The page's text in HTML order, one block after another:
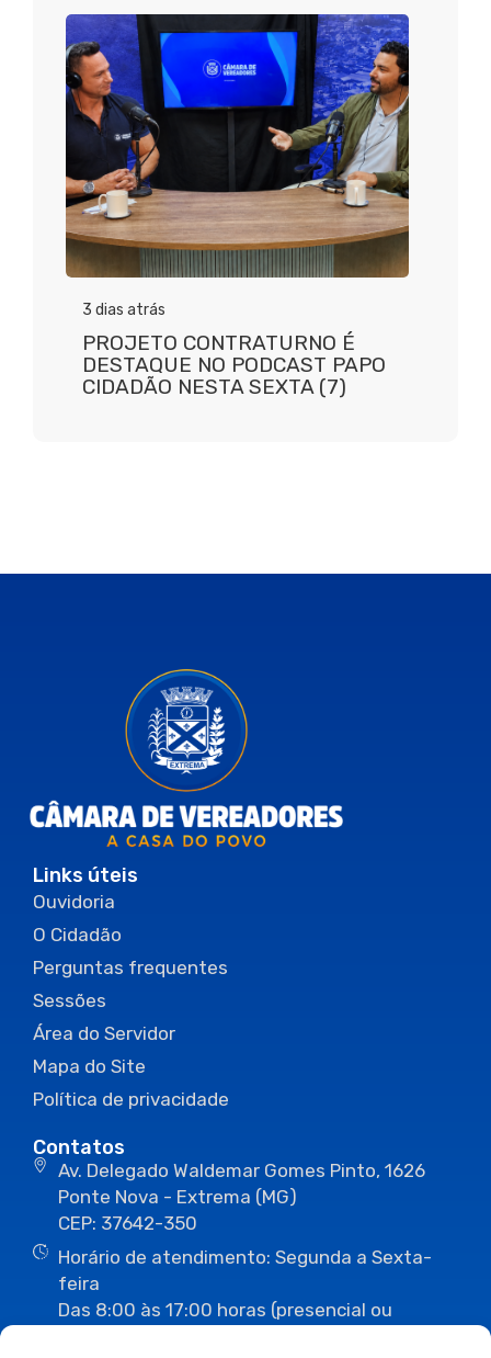
3 dias atrás
PROJETO CONTRATURNO É
DESTAQUE NO PODCAST PAPO
CIDADÃO NESTA SEXTA (7)
Links úteis
Ouvidoria
O Cidadão
Perguntas frequentes
Sessões
Área do Servidor
Mapa do Site
Política de privacidade
Contatos
Av. Delegado Waldemar Gomes Pinto, 1626
Ponte Nova - Extrema (MG)
CEP: 37642-350
Horário de atendimento: Segunda a Sexta-
feira
Das 8:00 às 17:00 horas (presencial ou